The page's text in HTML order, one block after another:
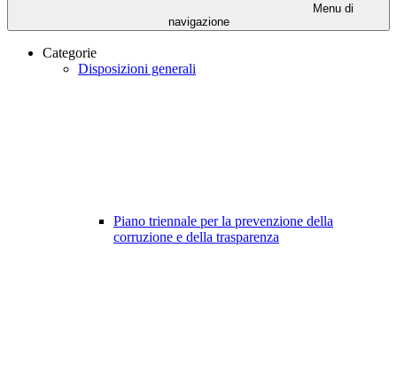
Menu di
navigazione
Categorie
Disposizioni generali
Piano triennale per la prevenzione della
corruzione e della trasparenza